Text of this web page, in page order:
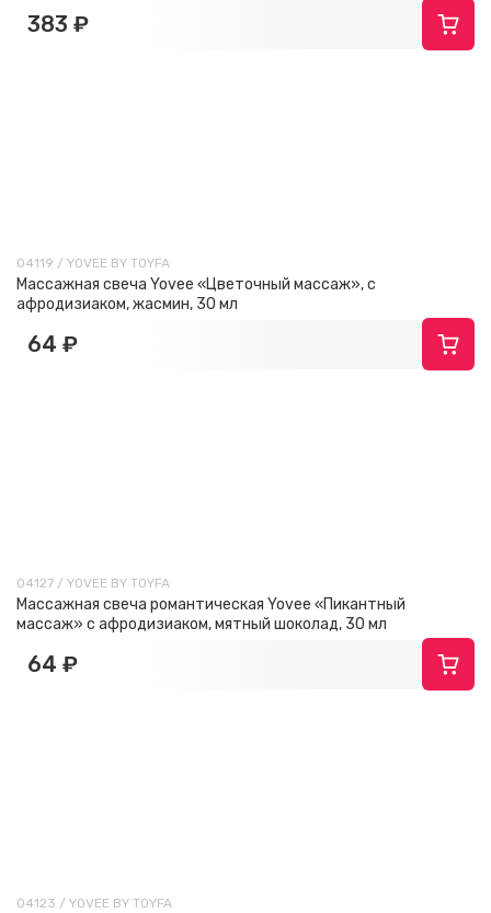
383 ₽
04119 / YOVEE BY TOYFA
Массажная свеча Yovee «Цветочный массаж», с
афродизиаком, жасмин, 30 мл
64 ₽
04127 / YOVEE BY TOYFA
Массажная свеча романтическая Yovee «Пикантный
массаж» с афродизиаком, мятный шоколад, 30 мл
64 ₽
04123 / YOVEE BY TOYFA